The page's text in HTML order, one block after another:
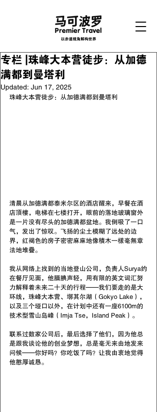
以赤道视角解构世界
专栏 |珠峰大本营徒步：从加德
满都到曼塔利
Updated: Jun 17, 2025
珠峰大本营徒步：从加德满都到曼塔利
清晨从加德满都泰米尔区的酒店醒来，早餐在酒
店頂樓，电梯在七楼打开，眼前的落地玻璃窗外
是一片没有尽头的加德满都盆地。我倒吸了一口
气，发出了惊叹。飞扬的尘土模糊了远处的边
界，红褐色的房子密密麻麻地像積木一樣毫無章
法地堆疊。
我从网络上找到的当地登山公司，负责人Surya约
在餐厅见面，他腼腆声轻，用有限的英文词汇努
力解释着未来二十天的行程——我们要走的是大
环线，珠峰大本营、墎其尔湖（Gokyo Lake），
以及三个垭口以外，在计划中还有一座6100m的
技术型雪山岛峰（Imja Tse，Island Peak）。
联系过数家公司后，最后选择了他们，因为他总
是跟我谈论他的创业梦想，总是毫无来由地发来
问候——你好吗？你吃饭了吗？让我由衷地觉得
他憨厚诚恳。